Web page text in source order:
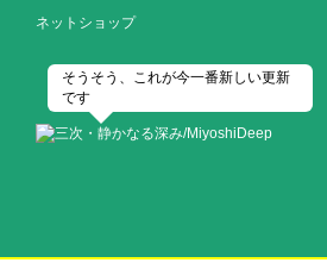
ネットショップ
そうそう、これが今一番新しい更新
です